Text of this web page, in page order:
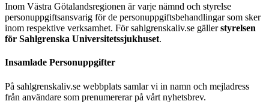
Inom Västra Götalandsregionen är varje nämnd och styrelse
personuppgiftsansvarig för de personuppgiftsbehandlingar som sker
inom respektive verksamhet. För sahlgrenskaliv.se gällerstyrelsen
för Sahlgrenska Universitetssjukhuset.
Insamlade Personuppgifter
På sahlgrenskaliv.se webbplats samlar vi in namn och mejladress
från användare som prenumererar på vårt nyhetsbrev.